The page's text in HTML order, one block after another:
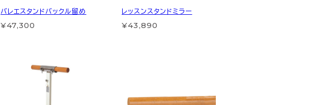
バレエスタンドバックル留め
¥47,300
レッスンスタンドミラー
¥43,890